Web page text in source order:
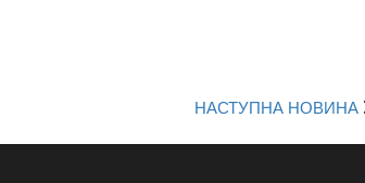
НАСТУПНА НОВИНА